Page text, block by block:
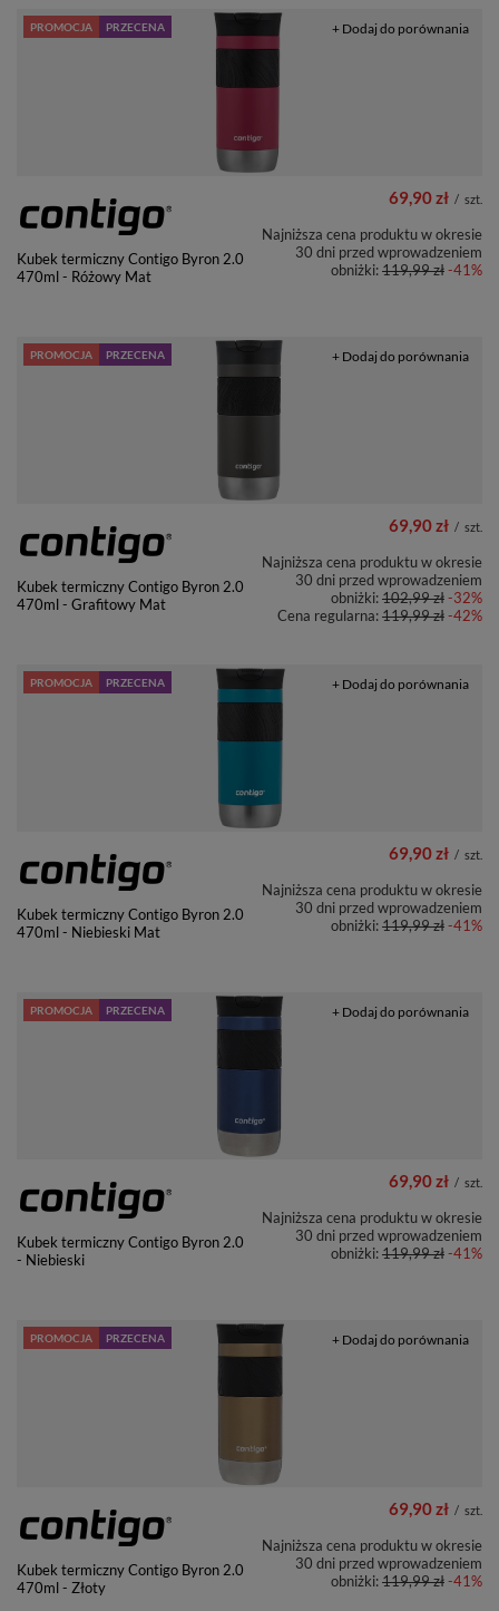
PROMOCJA PRZECENA
Kubek termiczny Contigo Byron 2.0
470ml - Różowy Mat
69,90 zł / szt.
Najniższa cena produktu w okresie
30 dni przed wprowadzeniem
obniżki:119,99 zł-41%
+ Dodaj do porównania
PROMOCJA PRZECENA
Kubek termiczny Contigo Byron 2.0
470ml - Grafitowy Mat
69,90 zł / szt.
Najniższa cena produktu w okresie
30 dni przed wprowadzeniem
obniżki:102,99 zł-32%
Cena regularna:119,99 zł-42%
+ Dodaj do porównania
PROMOCJA PRZECENA
Kubek termiczny Contigo Byron 2.0
470ml - Niebieski Mat
69,90 zł / szt.
Najniższa cena produktu w okresie
30 dni przed wprowadzeniem
obniżki:119,99 zł-41%
+ Dodaj do porównania
PROMOCJA PRZECENA
Kubek termiczny Contigo Byron 2.0
- Niebieski
69,90 zł / szt.
Najniższa cena produktu w okresie
30 dni przed wprowadzeniem
obniżki:119,99 zł-41%
+ Dodaj do porównania
PROMOCJA PRZECENA
Kubek termiczny Contigo Byron 2.0
470ml - Złoty
69,90 zł / szt.
Najniższa cena produktu w okresie
30 dni przed wprowadzeniem
obniżki:119,99 zł-41%
+ Dodaj do porównania